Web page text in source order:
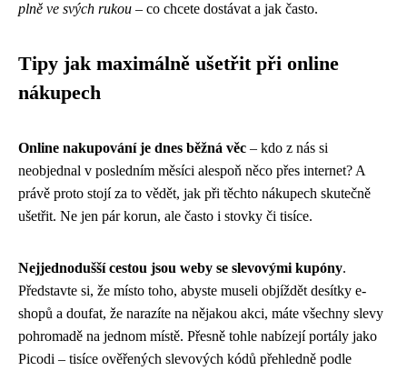
plně ve svých rukou – co chcete dostávat a jak často.
Tipy jak maximálně ušetřit při online
nákupech
Online nakupování je dnes běžná věc – kdo z nás si
neobjednal v posledním měsíci alespoň něco přes internet? A
právě proto stojí za to vědět, jak při těchto nákupech skutečně
ušetřit. Ne jen pár korun, ale často i stovky či tisíce.
Nejjednodušší cestou jsou weby se slevovými kupóny.
Představte si, že místo toho, abyste museli objíždět desítky e-
shopů a doufat, že narazíte na nějakou akci, máte všechny slevy
pohromadě na jednom místě. Přesně tohle nabízejí portály jako
Picodi – tisíce ověřených slevových kódů přehledně podle